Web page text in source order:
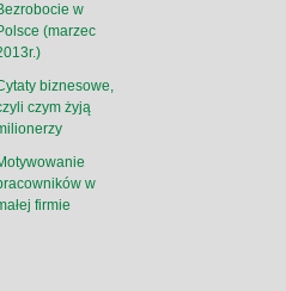
w
(marzec
biznesowe,
czym żyją
w
firmie